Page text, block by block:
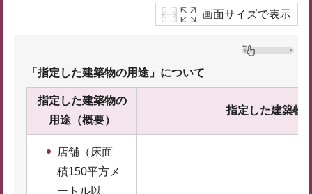
画面サイズで表示
「指定した建築物の用途」について
指定した建築物の
用途（概要）
指定した建築物
店舗（床面
積150平方メ
ートル以